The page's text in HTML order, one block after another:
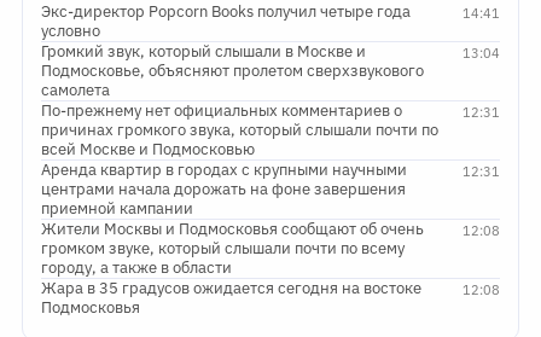
14:41
Экс-директор Popcorn Books получил четыре года
условно
13:04
Громкий звук, который слышали в Москве и
Подмосковье, объясняют пролетом сверхзвукового
самолета
12:31
По-прежнему нет официальных комментариев о
причинах громкого звука, который слышали почти по
всей Москве и Подмосковью
12:31
Аренда квартир в городах с крупными научными
центрами начала дорожать на фоне завершения
приемной кампании
12:08
Жители Москвы и Подмосковья сообщают об очень
громком звуке, который слышали почти по всему
городу, а также в области
12:08
Жара в 35 градусов ожидается сегодня на востоке
Подмосковья